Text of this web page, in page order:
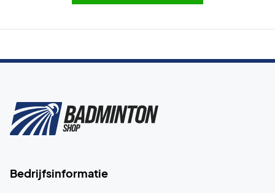
Bedrijfsinformatie